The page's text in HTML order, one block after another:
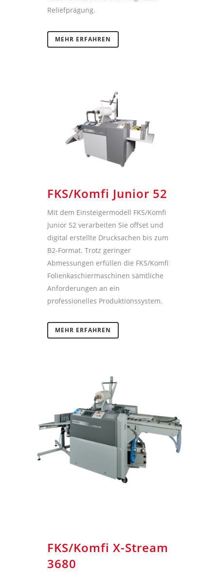
Reliefprägung.
MEHR ERFAHREN
FKS/Komfi Junior 52
Mit dem Einsteigermodell FKS/Komfi
Junior 52 verarbeiten Sie offset und
digital erstellte Drucksachen bis zum
B2-Format. Trotz geringer
Abmessungen erfüllen die FKS/Komfi
Folienkaschiermaschinen sämtliche
Anforderungen an ein
professionelles Produktionssystem.
MEHR ERFAHREN
FKS/Komfi X-Stream
3680